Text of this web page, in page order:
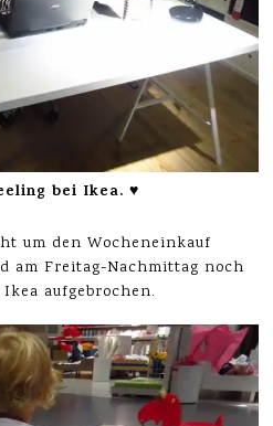
bei Ikea. ♥
um den Wocheneinkauf
am Freitag-Nachmittag noch
aufgebrochen.